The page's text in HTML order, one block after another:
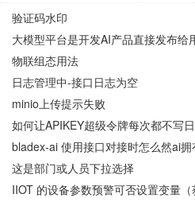
验证码水印
大模型平台是开发AI产品直接发布给
物联组态用法
日志管理中-接口日志为空
minio上传提示失败
如何让APIKEY超级令牌每次都不写
bladex-ai 使用接口对接时怎么然ai
这是部门或人员下拉选择
IIOT 的设备参数预警可否设置变量（